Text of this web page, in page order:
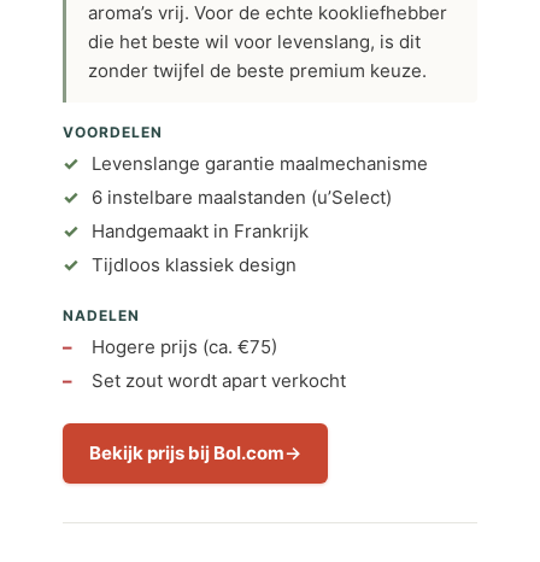
aroma’s vrij. Voor de echte kookliefhebber
die het beste wil voor levenslang, is dit
zonder twijfel de beste premium keuze.
VOORDELEN
Levenslange garantie maalmechanisme
6 instelbare maalstanden (u’Select)
Handgemaakt in Frankrijk
Tijdloos klassiek design
NADELEN
Hogere prijs (ca. €75)
Set zout wordt apart verkocht
Bekijk prijs bij Bol.com